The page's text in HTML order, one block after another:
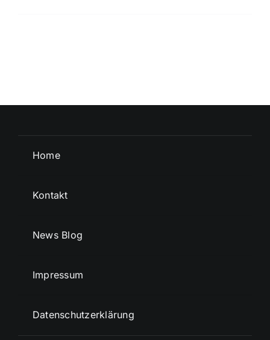
Home
Kontakt
News Blog
Impressum
Datenschutzerklärung